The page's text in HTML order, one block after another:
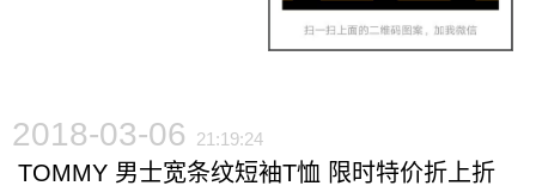
2018-03-06 21:19:24
TOMMY 男士宽条纹短袖T恤 限时特价折上折